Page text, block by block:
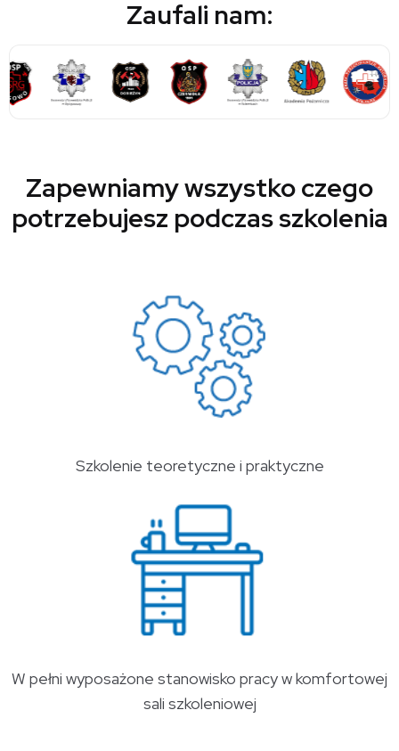
Zaufali nam:
Zapewniamy wszystko czego
potrzebujesz podczas szkolenia
Szkolenie teoretyczne i praktyczne
W pełni wyposażone stanowisko pracy w komfortowej
sali szkoleniowej